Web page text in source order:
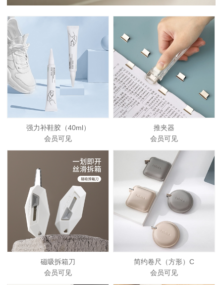
强力补鞋胶（40ml）
会员可见
推夹器
会员可见
磁吸拆箱刀
会员可见
简约卷尺（方形）C
会员可见